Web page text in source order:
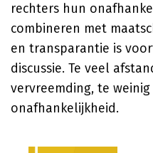
rechters hun
combineren met
en transparantie is
discussie. Te veel
vervreemding, te
onafhankelijkheid.